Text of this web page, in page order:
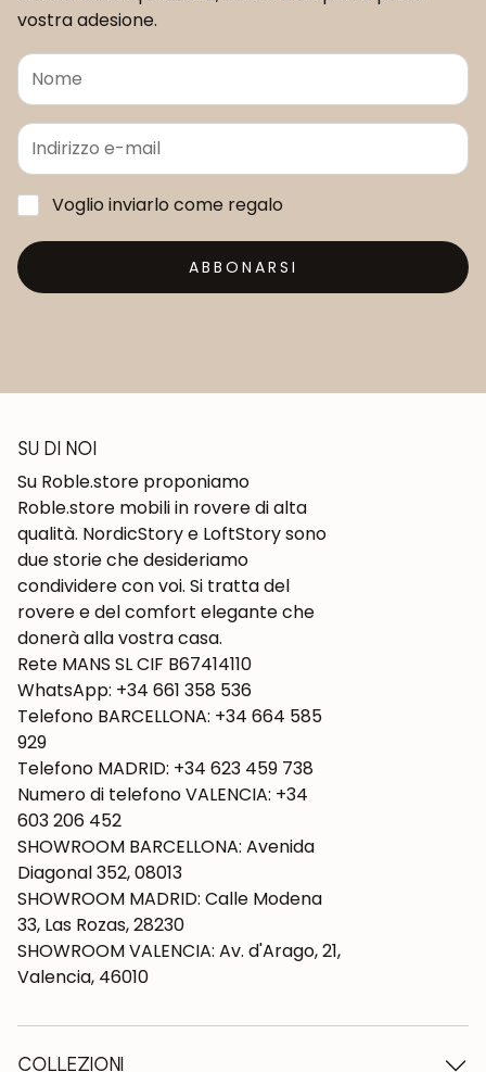
vostra adesione.
Voglio inviarlo come regalo
ABBONARSI
SU DI NOI
Su Roble.store proponiamo
Roble.store mobili in rovere di alta
qualità. NordicStory e LoftStory sono
due storie che desideriamo
condividere con voi. Si tratta del
rovere e del comfort elegante che
donerà alla vostra casa.
Rete MANS SL CIF B67414110
WhatsApp: +34 661 358 536
Telefono BARCELLONA: +34 664 585
929
Telefono MADRID: +34 623 459 738
Numero di telefono VALENCIA: +34
603 206 452
SHOWROOM BARCELLONA: Avenida
Diagonal 352, 08013
SHOWROOM MADRID: Calle Modena
33, Las Rozas, 28230
SHOWROOM VALENCIA: Av. d'Arago, 21,
Valencia, 46010
COLLEZIONI